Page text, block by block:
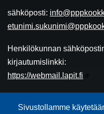
Sivustollamme
sähköposti:
Henkilökunnan
kirjautumislinkki:
https://webmail.lapit.fi